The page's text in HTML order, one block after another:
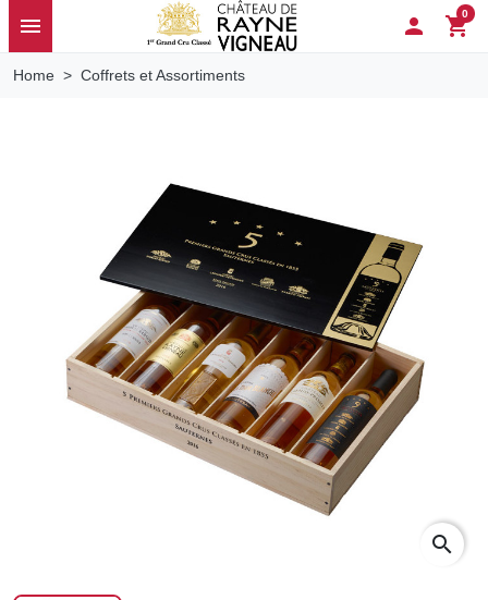
menu  shopping_cart
0
Home Coffrets et Assortiments
search